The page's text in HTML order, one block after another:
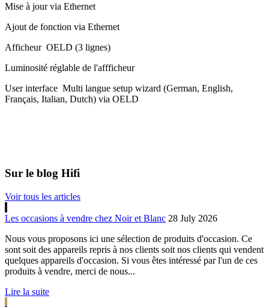
Mise à jour via Ethernet
Ajout de fonction via Ethernet
Afficheur OELD (3 lignes)
Luminosité réglable de l'affficheur
​User interface Multi langue setup wizard (German, English,
Français, Italian, Dutch) via OELD
Sur le blog Hifi
Voir tous les articles
Les occasions à vendre chez Noir et Blanc 28 July 2026
Nous vous proposons ici une sélection de produits d'occasion. Ce
sont soit des appareils repris à nos clients soit nos clients qui vendent
quelques appareils d'occasion. Si vous êtes intéressé par l'un de ces
produits à vendre, merci de nous...
Lire la suite